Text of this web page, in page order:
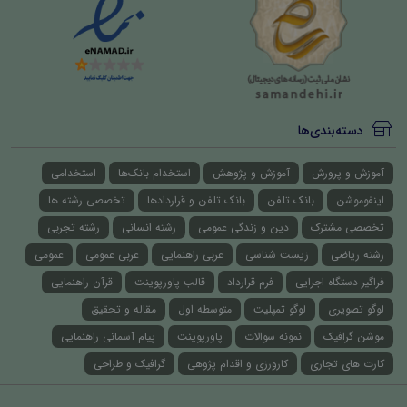
دسته‌بندی‌ها
آموزش و پرورش آموزش و پژوهش استخدام بانک‌ها
استخدامی
اینفوموشن
بانک تلفن بانک تلفن و قراردادها
تخصصی رشته ها
تخصصی مشترک
دین و زندگی عمومی رشته انسانی
رشته تجربی
رشته ریاضی
زیست شناسی عربی راهنمایی عربی عمومی
عمومی
فراگیر دستگاه اجرایی
فرم قرارداد قالب پاورپوینت
قرآن راهنمایی
لوگو تصویری
لوگو تمپلیت متوسطه اول
مقاله و تحقیق
موشن گرافیک
نمونه سوالات پاورپوینت
پیام آسمانی راهنمایی
کارت های تجاری
کارورزی و اقدام پژوهی گرافیک و طراحی